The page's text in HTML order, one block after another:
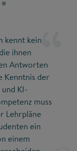
kennt kein
ihnen
Antworten
Kenntnis der
KI-
muss
Lehrpläne
ein
einem